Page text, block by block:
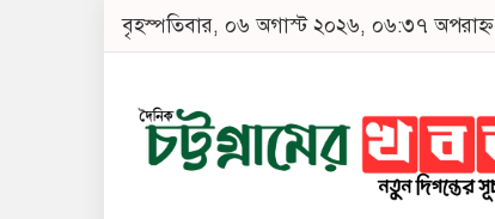
বৃহস্পতিবার, ০৬ অগাস্ট ২০২৬, ০৬:৩৭ অপরাহ্ন